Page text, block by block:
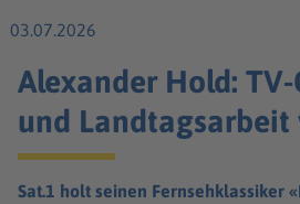
03.07.2026
Alexander Hold:
und Landtagsarbeit
Sat.1 holt seinen Fernsehklassiker